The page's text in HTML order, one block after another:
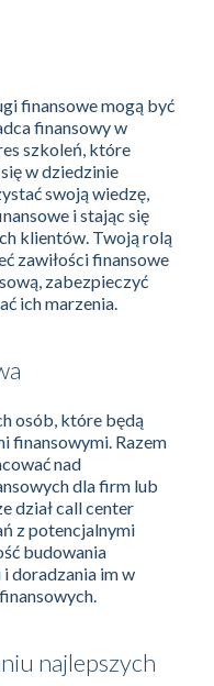
finansowe mogą być
finansowy w
szkoleń, które
w dziedzinie
swoją wiedzę,
i stając się
klientów. Twoją rolą
zawiłości finansowe
zabezpieczyć
ich marzenia.
osób, które będą
finansowymi. Razem
nad
dla firm lub
dział call center
z potencjalnymi
budowania
doradzania im w
najlepszych